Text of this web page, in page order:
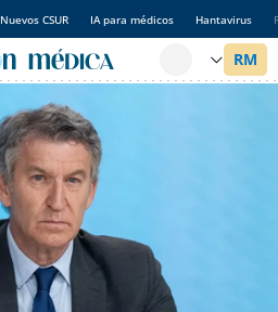
Nuevos CSUR IA para médicos Hantavirus